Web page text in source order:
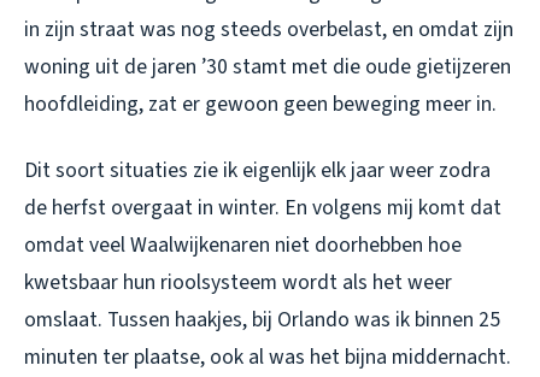
in zijn straat was nog steeds overbelast, en omdat zijn
woning uit de jaren ’30 stamt met die oude gietijzeren
hoofdleiding, zat er gewoon geen beweging meer in.
Dit soort situaties zie ik eigenlijk elk jaar weer zodra
de herfst overgaat in winter. En volgens mij komt dat
omdat veel Waalwijkenaren niet doorhebben hoe
kwetsbaar hun rioolsysteem wordt als het weer
omslaat. Tussen haakjes, bij Orlando was ik binnen 25
minuten ter plaatse, ook al was het bijna middernacht.